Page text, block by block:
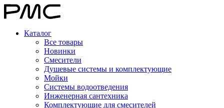
Каталог
Все товары
Новинки
Смесители
Душевые системы и комплектующие
Мойки
Системы водоотведения
Инженерная сантехника
Комплектующие для смесителей